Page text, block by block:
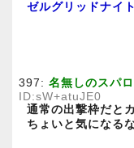
ゼルグリッドナイ
397: 名無しのスパ
ID:sW+atuJE0
通常の出撃枠だと
ちょいと気になる